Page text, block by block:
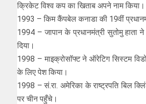
क्रिकेट विश्व कप का खिताब अपने नाम किया।
1993 – किम कैंपबेल कनाडा की 19वीं
1994 – जापान के प्रधानमंत्री सुतोमु हाता
दिया।
1998 – माइक्रोसॉफ्ट ने ऑरेटिग सिस्टम
के लिए पेश किया।
1998 – सं.रा. अमेरिका के राष्ट्रपति बिल
पर चीन पहुँचे।